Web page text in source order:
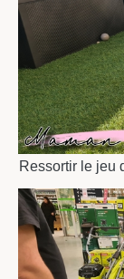
Ressortir le jeu